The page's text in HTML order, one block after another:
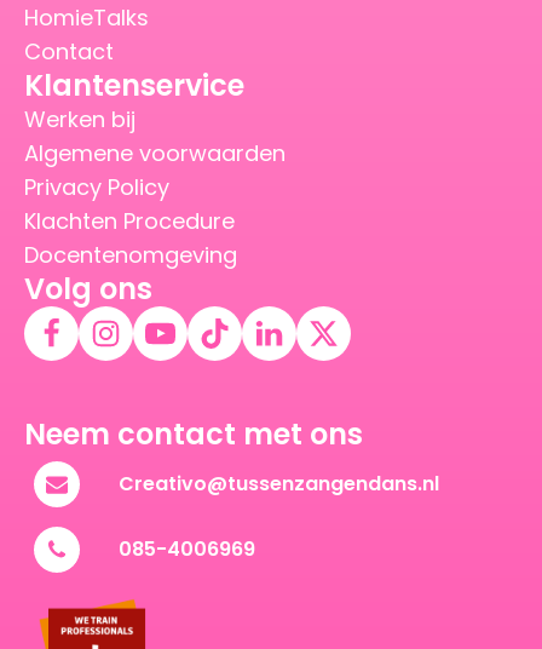
HomieTalks
Contact
Klantenservice
Werken bij
Algemene voorwaarden
Privacy Policy
Klachten Procedure
Docentenomgeving
Volg ons
Neem contact met ons
Creativo@tussenzangendans.nl
085-4006969